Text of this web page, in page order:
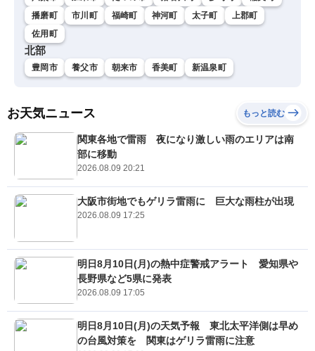
播磨町
市川町 福崎町 神河町 太子町
上郡町
佐用町
北部
豊岡市 養父市 朝来市 香美町 新温泉町
お天気ニュース もっと読む
関東各地で雷雨 夜になり激しい雨のエリアは南
部に移動
2026.08.09 20:21
大阪市街地でもゲリラ雷雨に 巨大な雨柱が出現
2026.08.09 17:25
明日8月10日(月)の熱中症警戒アラート 愛知県や
長野県など5県に発表
2026.08.09 17:05
明日8月10日(月)の天気予報 東北太平洋側は早め
の台風対策を 関東はゲリラ雷雨に注意